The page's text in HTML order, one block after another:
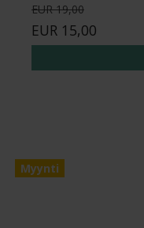
EUR 19,00
EUR 15,00
Myynti